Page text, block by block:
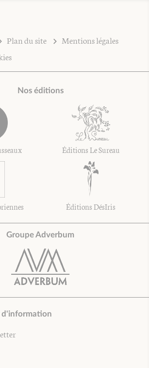
Plan du site
Mentions légales
Nos éditions
Éditions Le Sureau
Éditions DésIris
Groupe Adverbum
d'information